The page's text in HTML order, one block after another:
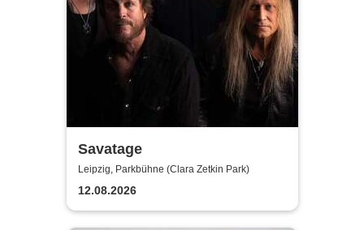
Savatage
Leipzig, Parkbühne (Clara Zetkin Park)
12.08.2026